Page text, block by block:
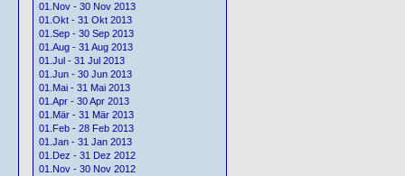
01.Nov - 30 Nov 2013
01.Okt - 31 Okt 2013
01.Sep - 30 Sep 2013
01.Aug - 31 Aug 2013
01.Jul - 31 Jul 2013
01.Jun - 30 Jun 2013
01.Mai - 31 Mai 2013
01.Apr - 30 Apr 2013
01.Mär - 31 Mär 2013
01.Feb - 28 Feb 2013
01.Jan - 31 Jan 2013
01.Dez - 31 Dez 2012
01.Nov - 30 Nov 2012